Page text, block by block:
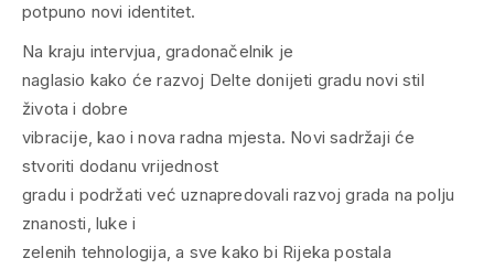
potpuno novi identitet.
Na kraju intervjua, gradonačelnik je
naglasio kako će razvoj Delte donijeti gradu novi stil
života i dobre
vibracije, kao i nova radna mjesta. Novi sadržaji će
stvoriti dodanu vrijednost
gradu i podržati već uznapredovali razvoj grada na polju
znanosti, luke i
zelenih tehnologija, a sve kako bi Rijeka postala